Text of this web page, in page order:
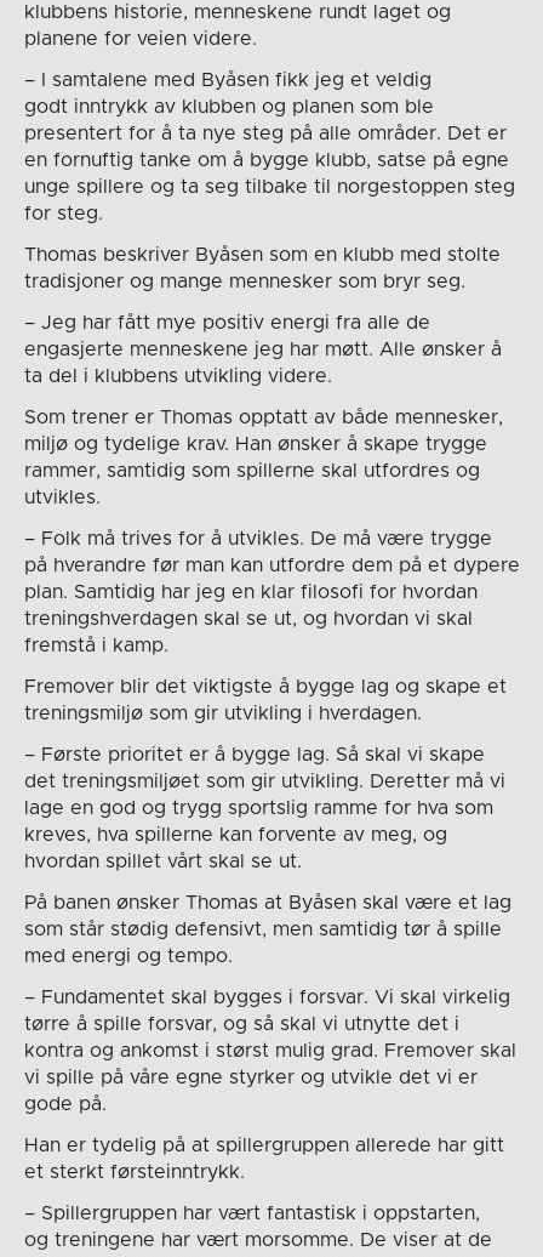
klubbens historie, menneskene rundt laget og
planene for veien videre.
– I samtalene med Byåsen fikk jeg et veldig
godt inntrykk av klubben og planen som ble
presentert for å ta nye steg på alle områder. Det er
en fornuftig tanke om å bygge klubb, satse på egne
unge spillere og ta seg tilbake til norgestoppen steg
for steg.
Thomas beskriver Byåsen som en klubb med stolte
tradisjoner og mange mennesker som bryr seg.
– Jeg har fått mye positiv energi fra alle de
engasjerte menneskene jeg har møtt. Alle ønsker å
ta del i klubbens utvikling videre.
Som trener er Thomas opptatt av både mennesker,
miljø og tydelige krav. Han ønsker å skape trygge
rammer, samtidig som spillerne skal utfordres og
utvikles.
– Folk må trives for å utvikles. De må være trygge
på hverandre før man kan utfordre dem på et dypere
plan. Samtidig har jeg en klar filosofi for hvordan
treningshverdagen skal se ut, og hvordan vi skal
fremstå i kamp.
Fremover blir det viktigste å bygge lag og skape et
treningsmiljø som gir utvikling i hverdagen.
– Første prioritet er å bygge lag. Så skal vi skape
det treningsmiljøet som gir utvikling. Deretter må vi
lage en god og trygg sportslig ramme for hva som
kreves, hva spillerne kan forvente av meg, og
hvordan spillet vårt skal se ut.
På banen ønsker Thomas at Byåsen skal være et lag
som står stødig defensivt, men samtidig tør å spille
med energi og tempo.
– Fundamentet skal bygges i forsvar. Vi skal virkelig
tørre å spille forsvar, og så skal vi utnytte det i
kontra og ankomst i størst mulig grad. Fremover skal
vi spille på våre egne styrker og utvikle det vi er
gode på.
Han er tydelig på at spillergruppen allerede har gitt
et sterkt førsteinntrykk.
– Spillergruppen har vært fantastisk i oppstarten,
og treningene har vært morsomme. De viser at de